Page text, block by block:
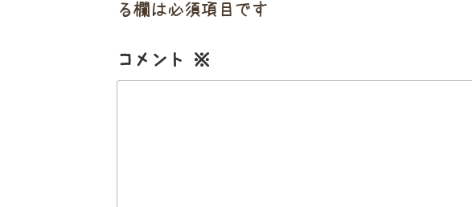
る欄は必須項目です
コメント ※